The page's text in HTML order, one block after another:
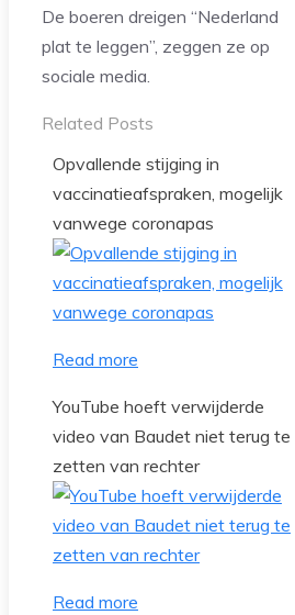
De boeren dreigen “Nederland
plat te leggen”, zeggen ze op
sociale media.
Related Posts
Opvallende stijging in
vaccinatieafspraken, mogelijk
vanwege coronapas
Read more
YouTube hoeft verwijderde
video van Baudet niet terug te
zetten van rechter
Read more